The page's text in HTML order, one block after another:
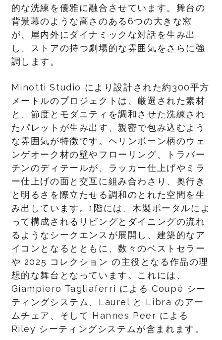
的な洗練を優雅に融合させています。舞台の
背景幕のような高さのある6つの大きな窓
が、屋内外にダイナミックな対話を生み出
し、ストアの持つ劇場的な雰囲気をさらに強
調します。
Minotti Studio により設計された約300平方
メートルのプロジェクトは、厳選された素材
と、節度とモダニティを調和させた洗練され
たパレットが生み出す、親密で包み込むよう
な雰囲気が特徴です。ヘリンボーン柄のウェ
ンゲオーク材の壁やフローリング、トラバー
チンのディテールが、ラッカー仕上げやミラ
ー仕上げの面と交互に組み合わさり、奥行き
と明るさを際立たせる調和のとれた空間を生
み出しています。1階には、木製ポータルによ
って構成されるリビングとダイニングの流れ
るようなシークエンスが展開し、建築的なア
イコンとなるとともに、数々のベストセラー
や 2025 コレクション の主役となる作品の理
想的な舞台となっています。これには、
Giampiero Tagliaferri による Coupé シー
ティングシステム、Laurel と Libra のアー
ムチェア、そして Hannes Peer による
Riley シーティングシステムが含まれます。